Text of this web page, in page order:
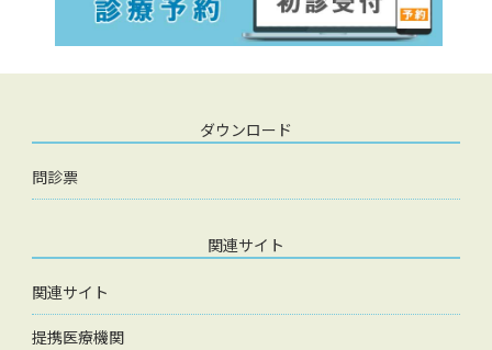
ダウンロード
問診票
関連サイト
関連サイト
提携医療機関